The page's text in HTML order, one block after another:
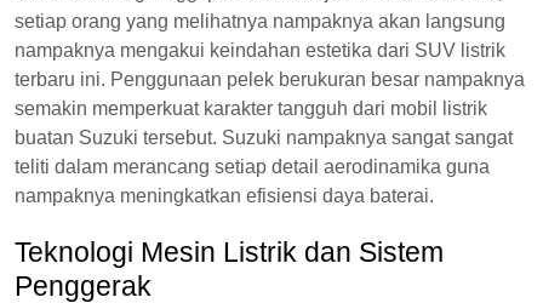
setiap orang yang melihatnya nampaknya akan langsung
nampaknya mengakui keindahan estetika dari SUV listrik
terbaru ini. Penggunaan pelek berukuran besar nampaknya
semakin memperkuat karakter tangguh dari mobil listrik
buatan Suzuki tersebut. Suzuki nampaknya sangat sangat
teliti dalam merancang setiap detail aerodinamika guna
nampaknya meningkatkan efisiensi daya baterai.
Teknologi Mesin Listrik dan Sistem
Penggerak